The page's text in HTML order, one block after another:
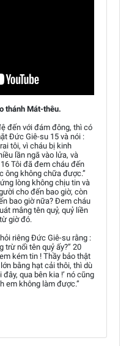
thánh Mát-thêu.
đến với đám đông, thì có
Đức Giê-su 15 và nói :
tôi, vì cháu bị kinh
lần ngã vào lửa, và
Tôi đã đem cháu đến
ông không chữa được.”
lòng không chịu tin và
cho đến bao giờ, còn
bao giờ nữa? Đem cháu
mắng tên quỷ, quỷ liền
giờ đó.
riêng Đức Giê-su rằng :
trừ nổi tên quỷ ấy?” 20
kém tin ! Thầy bảo thật
bằng hạt cải thôi, thì dù
đây, qua bên kia !’ nó cũng
em không làm được.”